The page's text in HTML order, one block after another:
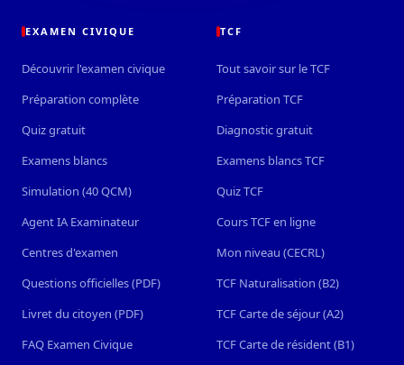
EXAMEN CIVIQUE
Découvrir l'examen civique
Préparation complète
Quiz gratuit
Examens blancs
Simulation (40 QCM)
Agent IA Examinateur
Centres d'examen
Questions officielles (PDF)
Livret du citoyen (PDF)
FAQ Examen Civique
TCF
Tout savoir sur le TCF
Préparation TCF
Diagnostic gratuit
Examens blancs TCF
Quiz TCF
Cours TCF en ligne
Mon niveau (CECRL)
TCF Naturalisation (B2)
TCF Carte de séjour (A2)
TCF Carte de résident (B1)